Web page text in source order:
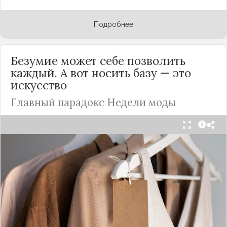
Подробнее
Безумие может себе позволить
каждый. А вот носить базу — это
искусство
Главный парадокс Недели моды
Принято считать, что Неделя моды в Париже —
это исключительно про безумные тренды, на
которые обычный человек посмотрит с
недоумением. Но самый интересный тренд этого
сезона был обращен к реальной жизни. Показы
доказали: истинная роскошь и мастерство стиля
заключаются не в эпатаже, а в виртуозном
владении базовыми вещами.